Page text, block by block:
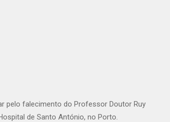
pelo falecimento do Professor Doutor Ruy
de Santo António, no Porto.